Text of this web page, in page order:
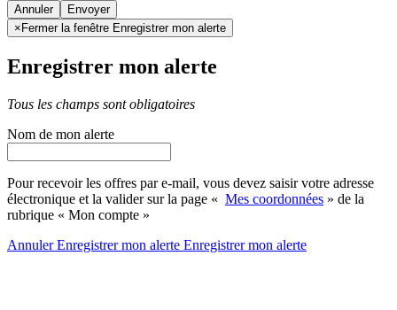
Annuler
× Fermer la fenêtre Enregistrer mon alerte
Enregistrer mon alerte
Tous les champs sont obligatoires
Nom de mon alerte
Pour recevoir les offres par e-mail, vous devez saisir votre adresse
électronique et la valider sur la page « Mes coordonnées » de la
rubrique « Mon compte »
AnnulerEnregistrer mon alerte Enregistrermon alerte